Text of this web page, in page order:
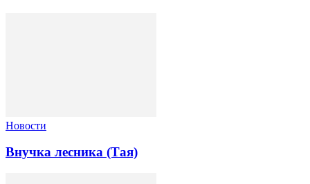
Новости
Внучка лесника (Тая)